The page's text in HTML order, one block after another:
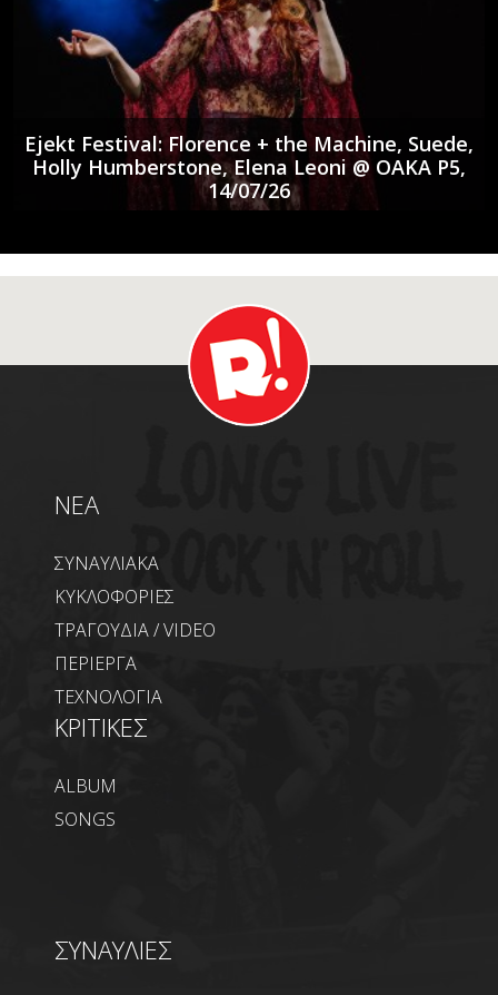
Ejekt Festival: Florence + the Machine, Suede,
Holly Humberstone, Elena Leoni @ ΟΑΚΑ P5,
14/07/26
NEA
ΣΥΝΑΥΛΙΑΚΑ
ΚΥΚΛΟΦΟΡΙΕΣ
ΤΡΑΓΟΥΔΙΑ / VIDEO
ΠΕΡΙΕΡΓΑ
ΤΕΧΝΟΛΟΓΙΑ
ΚΡΙΤΙΚΕΣ
ALBUM
SONGS
ΣΥΝΑΥΛΙΕΣ